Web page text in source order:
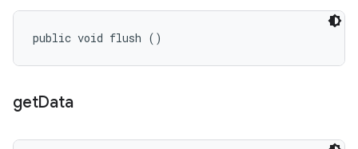
public void flush ()
getData